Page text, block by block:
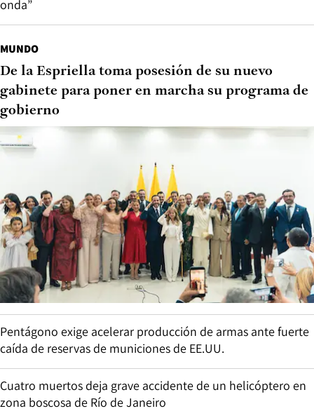
onda”
MUNDO
De la Espriella toma posesión de su nuevo
gabinete para poner en marcha su programa de
gobierno
Pentágono exige acelerar producción de armas ante fuerte
caída de reservas de municiones de EE.UU.
Cuatro muertos deja grave accidente de un helicóptero en
zona boscosa de Río de Janeiro